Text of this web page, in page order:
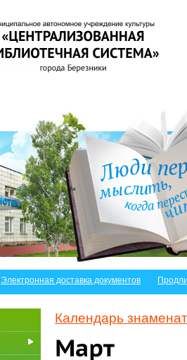
Электронная доставка документов
Календарь